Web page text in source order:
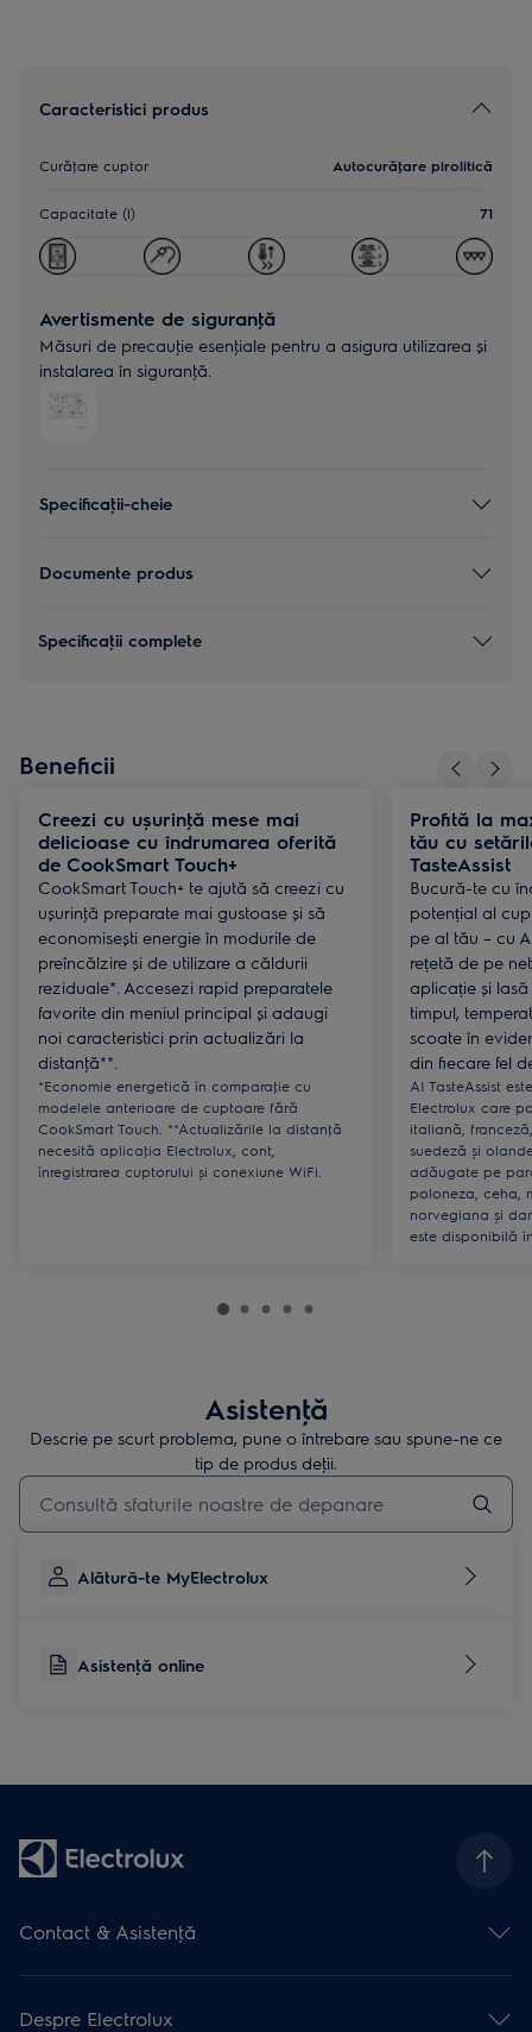
Caracteristici produs
Curăţare cuptor Autocurăţare pirolitică
Capacitate (l) 71
Avertismente de siguranţă
Măsuri de precauţie esenţiale pentru a asigura utilizarea și
instalarea în siguranţă.
Specificaţii-cheie
Documente produs
Specificaţii complete
Beneficii
Creezi cu ușurinţă mese mai
delicioase cu îndrumarea oferită
de CookSmart Touch+
CookSmart Touch+ te ajută să creezi cu
ușurinţă preparate mai gustoase și să
economisești energie în modurile de
preîncălzire și de utilizare a căldurii
reziduale*. Accesezi rapid preparatele
favorite din meniul principal și adaugi
noi caracteristici prin actualizări la
distanţă**.
*Economie energetică în comparaţie cu
modelele anterioare de cuptoare fără
CookSmart Touch. **Actualizările la distanţă
necesită aplicaţia Electrolux, cont,
înregistrarea cuptorului și conexiune WiFi.
Profită la
tău cu
TasteAssist
Bucură-te cu
potențial al
pe al tău – cu
rețetă de pe
aplicație și
timpul,
scoate în
din fiecare fel
AI TasteAssist
Electrolux care
italiană,
suedeză și
adăugate pe
poloneza, ceha,
norvegiana și
este disponibilă
Asistenţă
Descrie pe scurt problema, pune o întrebare sau spune-ne ce
tip de produs deţii.
Type to search for support articles
Alătură-te MyElectrolux
Asistenţă online
Contact & Asistenţă
Asistenţă online
Despre Electrolux